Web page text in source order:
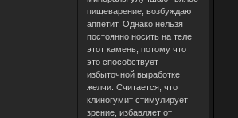
пищеварение, возбуждают
аппетит. Однако нельзя
постоянно носить на теле
этот камень, потому что
это способствует
избыточной выработке
желчи. Считается, что
клиногумит стимулирует
зрение, избавляет от